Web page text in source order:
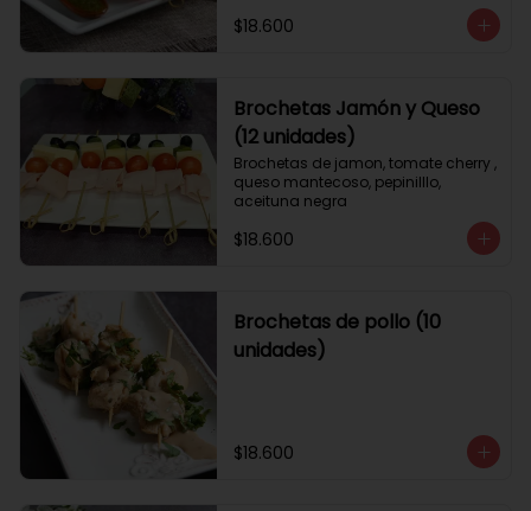
$18.600
Brochetas Jamón y Queso
(12 unidades)
Brochetas de jamon, tomate cherry ,
queso mantecoso, pepinilllo,
aceituna negra
$18.600
Brochetas de pollo (10
unidades)
$18.600